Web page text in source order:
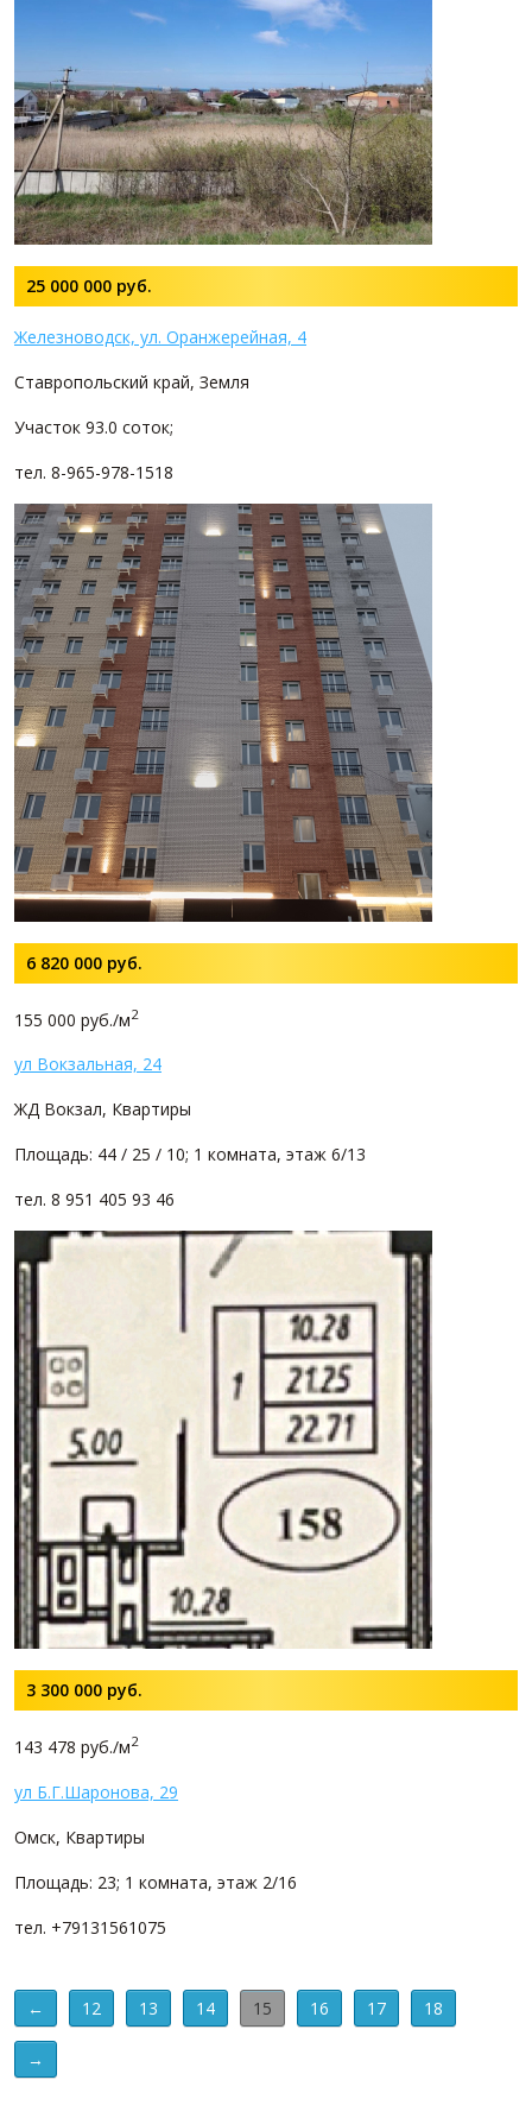
25 000 000 руб.
Железноводск, ул. Оранжерейная, 4
Ставропольский край, Земля
Участок 93.0 соток;
тел. 8-965-978-1518
6 820 000 руб.
155 000 руб./м2
ул Вокзальная, 24
ЖД Вокзал, Квартиры
Площадь: 44 / 25 / 10; 1 комната, этаж 6/13
тел. 8 951 405 93 46
3 300 000 руб.
143 478 руб./м2
ул Б.Г.Шаронова, 29
Омск, Квартиры
Площадь: 23; 1 комната, этаж 2/16
тел. +79131561075
← 12 13 14 15 16 17 18
→